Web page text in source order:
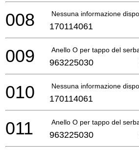
Nessuna informazione
008 170114061
Anello O per tappo del
009 963225030
Nessuna informazione
010 170114061
Anello O per tappo del
011 963225030